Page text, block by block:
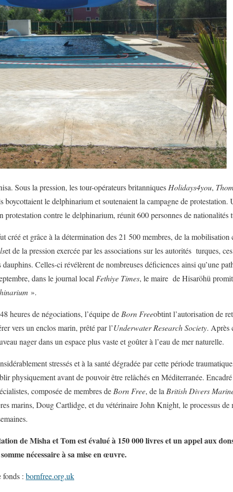
Sous la pression, les tour-opérateurs britanniques Holidays4you,
boycottaient le delphinarium et soutenaient la campagne de protestation.
protestation contre le delphinarium, réunit 600 personnes de nationalités
créé et grâce à la détermination des 21 500 membres, de la mobilisation
et de la pression exercée par les associations sur les autorités turques,
dauphins. Celles-ci révélèrent de nombreuses déficiences ainsi qu’une
dans le journal local Fethiye Times, le maire de Hisaröhü
».
heures de négociations, l’équipe de Born Freeobtint l’autorisation de
vers un enclos marin, prêté par l’Underwater Research Society. Après
nager dans un espace plus vaste et goûter à l’eau de mer naturelle.
stressés et à la santé dégradée par cette période
physiquement avant de pouvoir être relâchés en Méditerranée.
composée de membres de Born Free, de la British Divers
marins, Doug Cartlidge, et du vétérinaire John Knight, le processus
de Misha et Tom est évalué à 150 000 livres et un appel aux
nécessaire à sa mise en œuvre.
fonds : bornfree.org.uk